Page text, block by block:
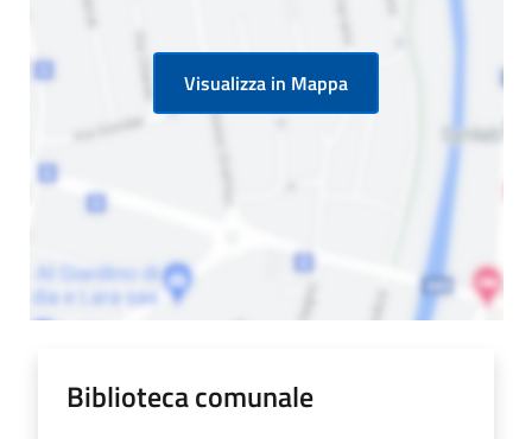
Visualizza in Mappa
Biblioteca comunale